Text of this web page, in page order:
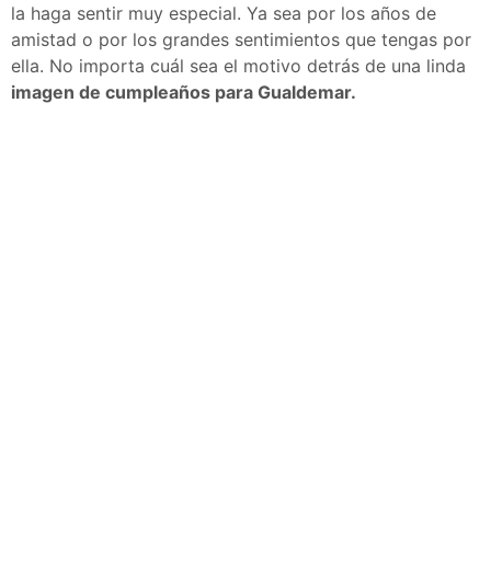
la haga sentir muy especial. Ya sea por los años de
amistad o por los grandes sentimientos que tengas por
ella. No importa cuál sea el motivo detrás de una linda
imagen de cumpleaños para Gualdemar.